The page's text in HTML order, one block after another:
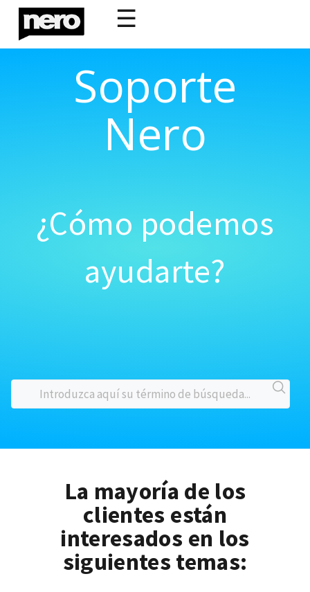
☰
Soporte
Nero
¿Cómo podemos
ayudarte?
La mayoría de los
clientes están
interesados en los
siguientes temas: